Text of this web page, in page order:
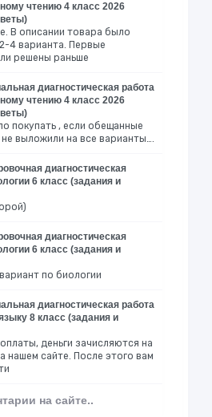
чтению 4 класс 2026
В описании товара было
4 варианта. Первые
решены раньше
диагностическая работа
чтению 4 класс 2026
покупать , если обещанные
выложили на все варианты….
диагностическая
6 класс (задания и
диагностическая
6 класс (задания и
по биологии
диагностическая работа
8 класс (задания и
деньги зачисляются на
нашем сайте. После этого вам
на сайте..